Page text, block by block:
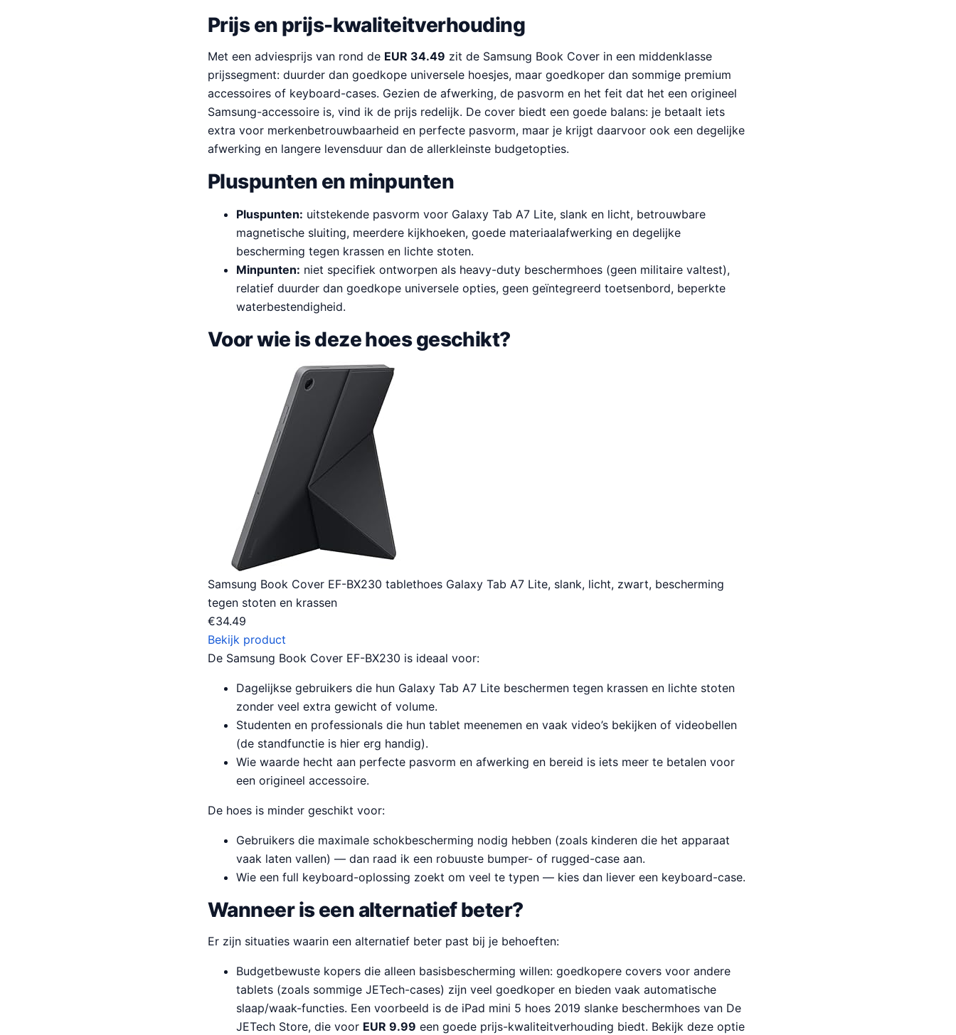
Prijs en prijs-kwaliteitverhouding
Met een adviesprijs van rond de EUR 34.49 zit de Samsung Book Cover in een middenklasse
prijssegment: duurder dan goedkope universele hoesjes, maar goedkoper dan sommige premium
accessoires of keyboard-cases. Gezien de afwerking, de pasvorm en het feit dat het een origineel
Samsung-accessoire is, vind ik de prijs redelijk. De cover biedt een goede balans: je betaalt iets
extra voor merkenbetrouwbaarheid en perfecte pasvorm, maar je krijgt daarvoor ook een degelijke
afwerking en langere levensduur dan de allerkleinste budgetopties.
Pluspunten en minpunten
Pluspunten: uitstekende pasvorm voor Galaxy Tab A7 Lite, slank en licht, betrouwbare
magnetische sluiting, meerdere kijkhoeken, goede materiaalafwerking en degelijke
bescherming tegen krassen en lichte stoten.
Minpunten: niet specifiek ontworpen als heavy-duty beschermhoes (geen militaire valtest),
relatief duurder dan goedkope universele opties, geen geïntegreerd toetsenbord, beperkte
waterbestendigheid.
Voor wie is deze hoes geschikt?
Samsung Book Cover EF-BX230 tablethoes Galaxy Tab A7 Lite, slank, licht, zwart, bescherming
tegen stoten en krassen
€34.49
Bekijk product
De Samsung Book Cover EF-BX230 is ideaal voor:
Dagelijkse gebruikers die hun Galaxy Tab A7 Lite beschermen tegen krassen en lichte stoten
zonder veel extra gewicht of volume.
Studenten en professionals die hun tablet meenemen en vaak video’s bekijken of videobellen
(de standfunctie is hier erg handig).
Wie waarde hecht aan perfecte pasvorm en afwerking en bereid is iets meer te betalen voor
een origineel accessoire.
De hoes is minder geschikt voor:
Gebruikers die maximale schokbescherming nodig hebben (zoals kinderen die het apparaat
vaak laten vallen) — dan raad ik een robuuste bumper- of rugged-case aan.
Wie een full keyboard-oplossing zoekt om veel te typen — kies dan liever een keyboard-case.
Wanneer is een alternatief beter?
Er zijn situaties waarin een alternatief beter past bij je behoeften:
Budgetbewuste kopers die alleen basisbescherming willen: goedkopere covers voor andere
tablets (zoals sommige JETech-cases) zijn veel goedkoper en bieden vaak automatische
slaap/waak-functies. Een voorbeeld is de iPad mini 5 hoes 2019 slanke beschermhoes van De
JETech Store, die voor EUR 9.99 een goede prijs-kwaliteitverhouding biedt. Bekijk deze optie